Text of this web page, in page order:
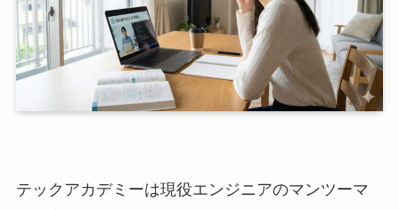
テックアカデミーは現役エンジニアのマンツーマ